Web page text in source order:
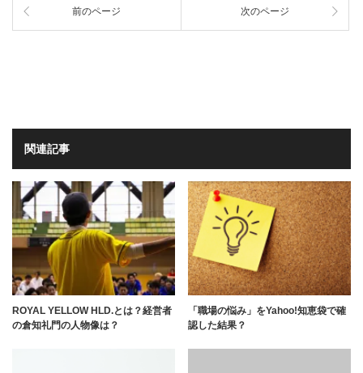
前のページ 次のページ
関連記事
ROYAL YELLOW HLD.とは？経営者
の倉知礼門の人物像は？
「職場の悩み」をYahoo!知恵袋で確
認した結果？